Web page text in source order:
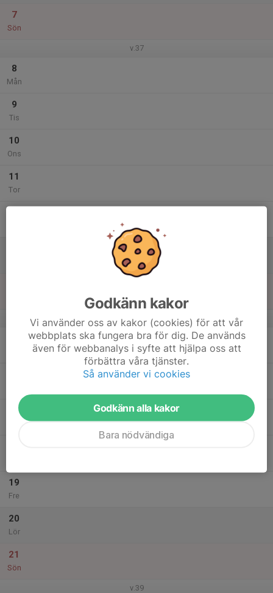
7
Sön
v.37
8
Mån
9
Tis
10
Ons
11
Tor
v.38
17
19
Fre
20
Lör
21
Sön
v.39
Godkänn kakor
Vi använder oss av kakor (cookies) för att vår
webbplats ska fungera bra för dig. De används
även för webbanalys i syfte att hjälpa oss att
förbättra våra tjänster.
Så använder vi cookies
Godkänn alla kakor
Bara nödvändiga